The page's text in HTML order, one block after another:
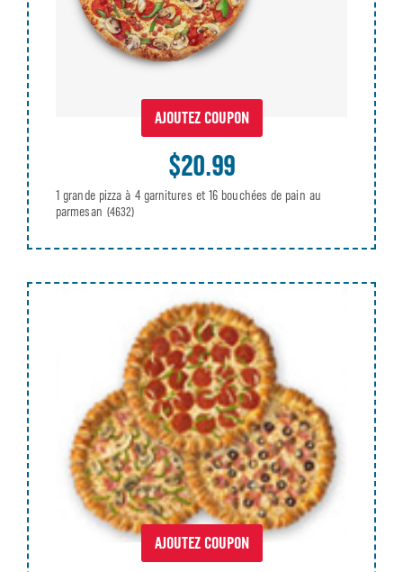
AJOUTEZ COUPON
$20.99
1 grande pizza à 4 garnitures et 16 bouchées de pain au
parmesan (4632)
AJOUTEZ COUPON